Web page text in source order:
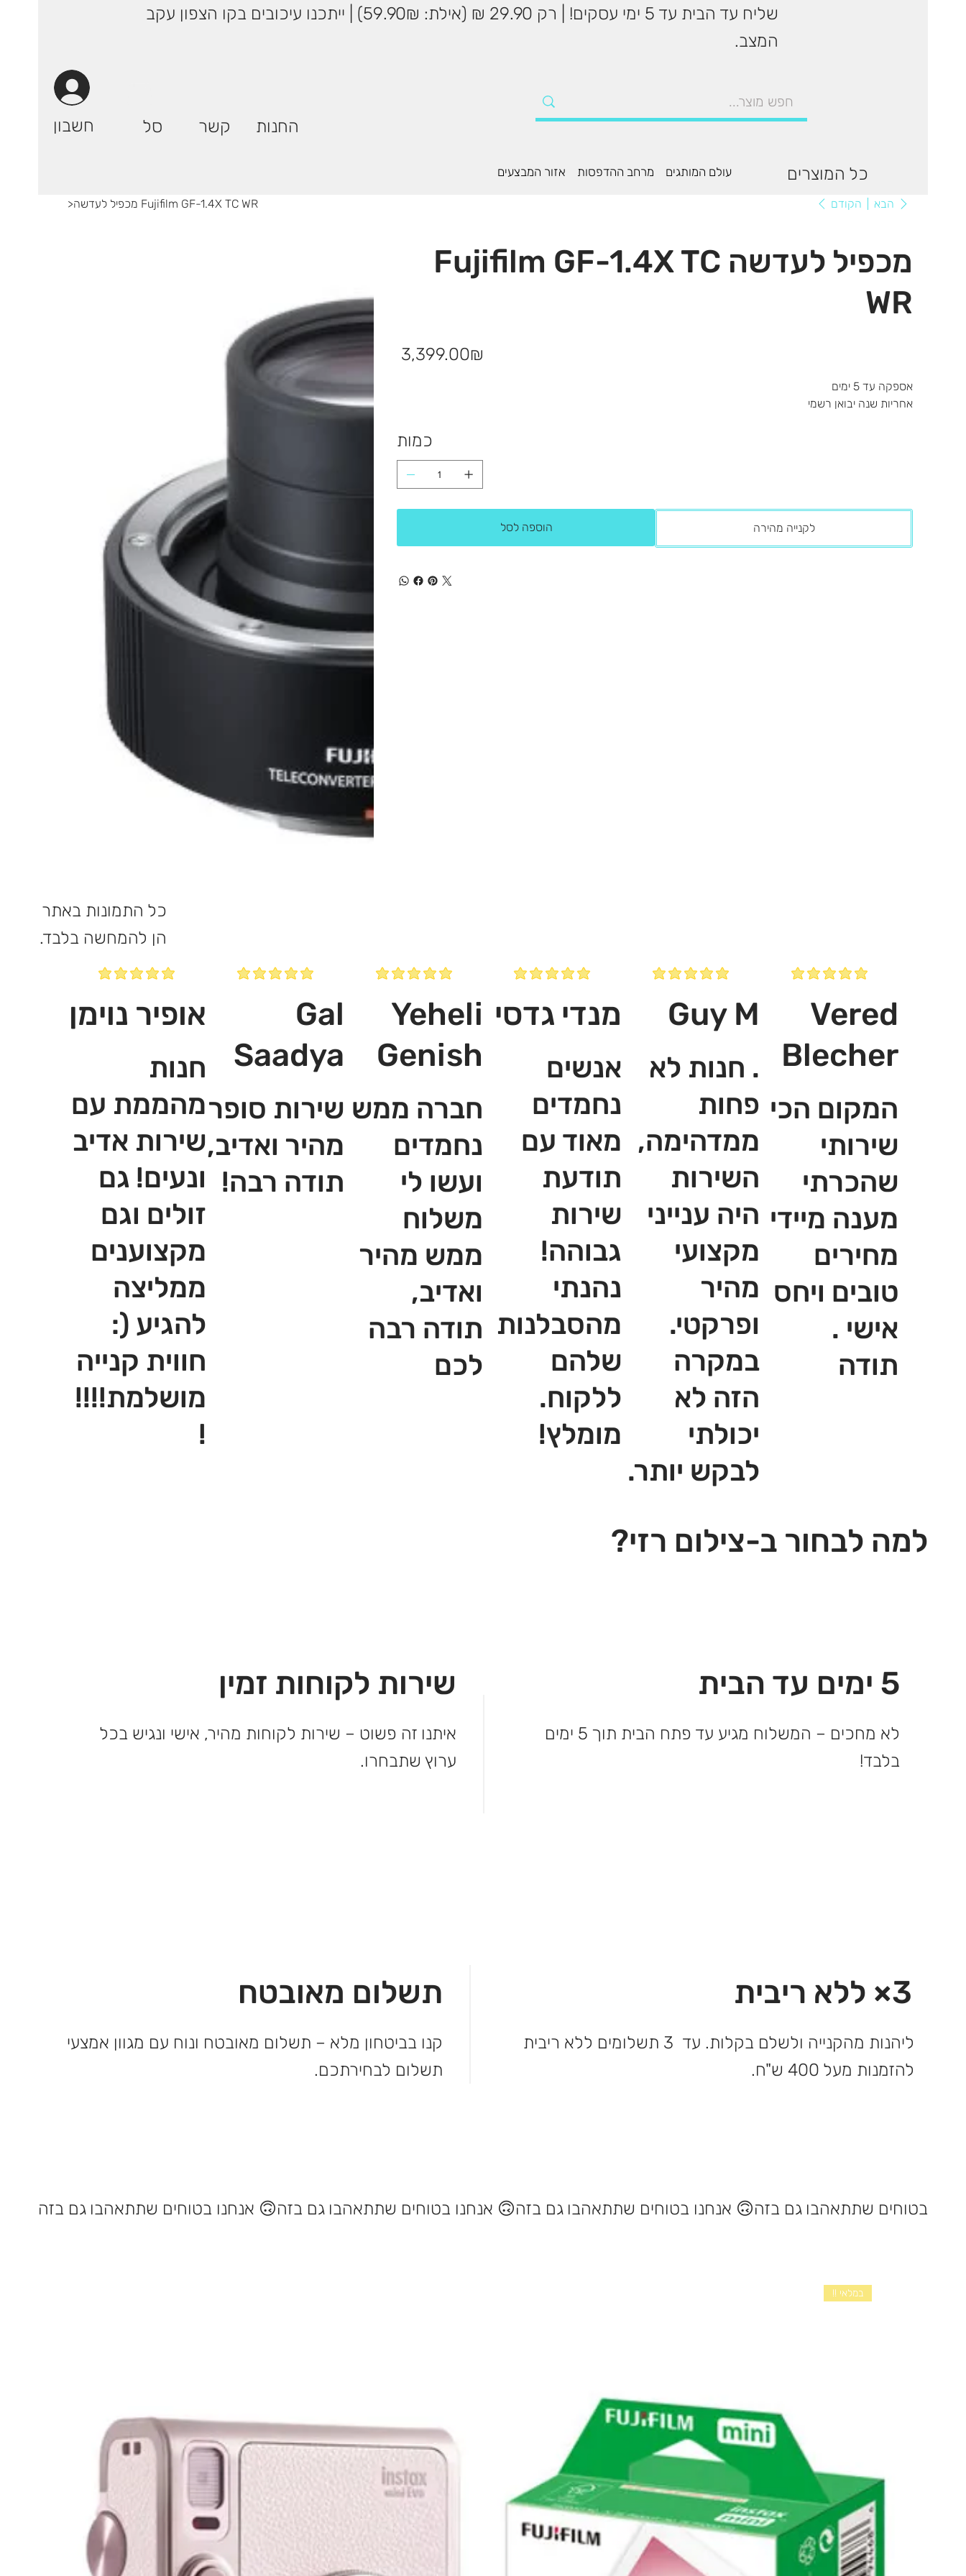
שליח עד הבית עד 5 ימי עסקים! | רק 29.90 ₪ (אילת: 59.90₪) | ייתכנו עיכובים בקו הצפון עקב
המצב.
חשבון סל קשר החנות
עולם המותגים מרחב ההדפסות אזור המבצעים כל המוצרים
> מכפיל לעדשה Fujifilm GF-1.4X TC WR הקודם הבא
מכפיל לעדשה Fujifilm GF-1.4X TC
WR
‏3,399.00 ‏₪
אספקה עד 5 ימים
אחריות שנה יבואן רשמי
כמות
הוספה לסל לקנייה מהירה
כל התמונות באתר
הן להמחשה בלבד.
אופיר נוימן
חנות
מהממת עם
שירות אדיב
ונעים! גם
זולים וגם
מקצוענים
ממליצה
להגיע (:
חווית קנייה
מושלמת!!!!
!‎
Gal
Saadya
שירות סופר
מהיר ואדיב,
תודה רבה!
Yeheli
Genish
חברה ממש
נחמדים
ועשו לי
משלוח
ממש מהיר
ואדיב,
תודה רבה
לכם
מנדי גדסי
אנשים
נחמדים
מאוד עם
תודעת
שירות
גבוהה!
נהנתי
מהסבלנות
שלהם
ללקוח.
מומלץ!
Guy M
. חנות לא
פחות
ממדהימה,
השירות
היה ענייני
מקצועי
מהיר
ופרקטי.
במקרה
הזה לא
יכולתי
לבקש יותר.
Vered
Blecher
המקום הכי
שירותי
שהכרתי
מענה מיידי
מחירים
טובים ויחס
אישי .
תודה
למה לבחור ב-צילום רזי?
שירות לקוחות זמין
איתנו זה פשוט – שירות לקוחות מהיר, אישי ונגיש בכל
ערוץ שתבחרו.
5 ימים עד הבית
לא מחכים – המשלוח מגיע עד פתח הבית תוך 5 ימים
בלבד!
תשלום מאובטח
קנו בביטחון מלא – תשלום מאובטח ונוח עם מגוון אמצעי
תשלום לבחירתכם.
3× ללא ריבית
ליהנות מהקנייה ולשלם בקלות. עד 3 תשלומים ללא ריבית
להזמנות מעל 400 ש"ח.
אנחנו בטוחים שתתאהבו גם בזה 🙃
במלאי !!